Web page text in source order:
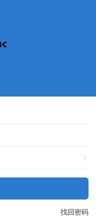
找回密码